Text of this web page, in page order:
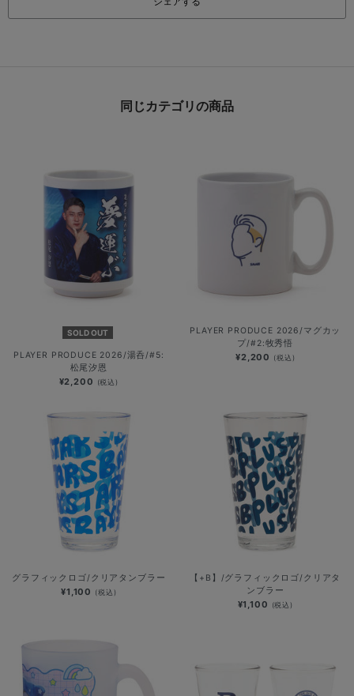
同じカテゴリの商品
SOLD OUT
PLAYER PRODUCE 2026/湯呑/#5:
松尾汐恩
¥2,200 (税込)
PLAYER PRODUCE 2026/マグカッ
プ/#2:牧秀悟
¥2,200 (税込)
グラフィックロゴ/クリアタンブラー
¥1,100 (税込)
【+B】/グラフィックロゴ/クリアタ
ンブラー
¥1,100 (税込)